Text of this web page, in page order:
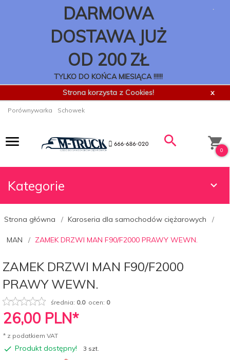
DARMOWA
DOSTAWA JUŻ
OD 200 ZŁ
TYLKO DO KOŃCA MIESIĄCA !!!!!!
.
Strona korzysta z Cookies! x
Porównywarka Schowek
0
Kategorie
Strona główna Karoseria dla samochodów ciężarowych
MAN ZAMEK DRZWI MAN F90/F2000 PRAWY WEWN.
ZAMEK DRZWI MAN F90/F2000
PRAWY WEWN.
średnia: 0.0ocen: 0
26,00 PLN*
* z podatkiem VAT
Produkt dostępny! 3 szt.